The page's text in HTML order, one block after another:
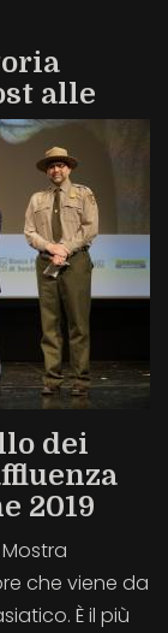
alle
dei
2019
Mostra
che viene da
È il più